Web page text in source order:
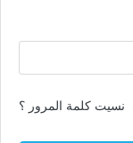
نسيت كلمة المرور ؟